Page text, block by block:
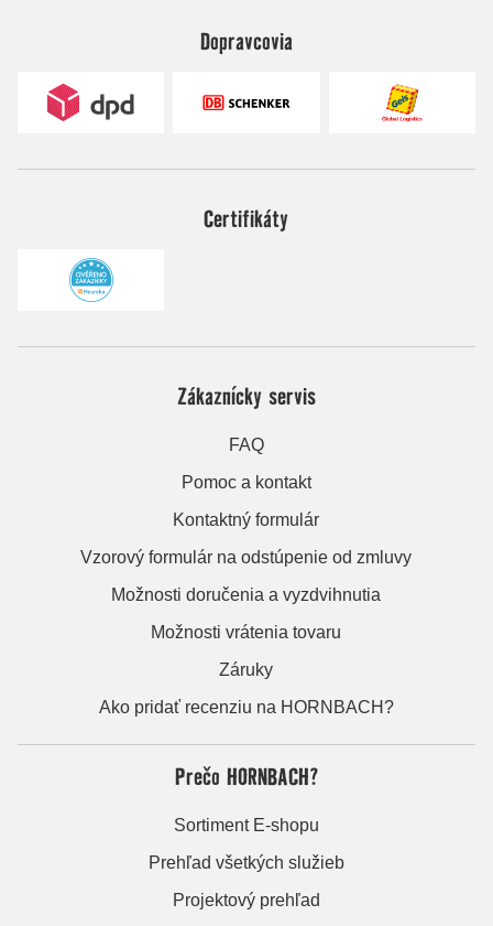
Dopravcovia
Certifikáty
Zákaznícky servis
FAQ
Pomoc a kontakt
Kontaktný formulár
Vzorový formulár na odstúpenie od zmluvy
Možnosti doručenia a vyzdvihnutia
Možnosti vrátenia tovaru
Záruky
Ako pridať recenziu na HORNBACH?
Prečo HORNBACH?
Sortiment E-shopu
Prehľad všetkých služieb
Projektový prehľad